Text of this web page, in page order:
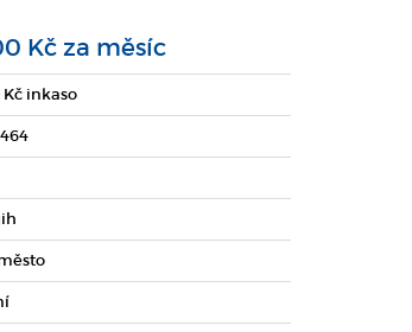
Kč za měsíc
Kč inkaso